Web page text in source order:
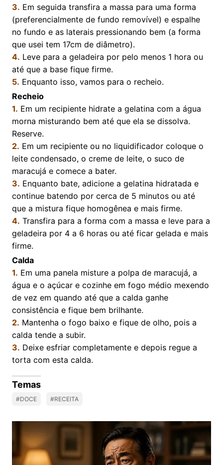
3. Em seguida transfira a massa para uma forma
(preferencialmente de fundo removível) e espalhe
no fundo e as laterais pressionando bem (a forma
que usei tem 17cm de diâmetro).
4. Leve para a geladeira por pelo menos 1 hora ou
até que a base fique firme.
5. Enquanto isso, vamos para o recheio.
Recheio
1. Em um recipiente hidrate a gelatina com a água
morna misturando bem até que ela se dissolva.
Reserve.
2. Em um recipiente ou no liquidificador coloque o
leite condensado, o creme de leite, o suco de
maracujá e comece a bater.
3. Enquanto bate, adicione a gelatina hidratada e
continue batendo por cerca de 5 minutos ou até
que a mistura fique homogênea e mais firme.
4. Transfira para a forma com a massa e leve para a
geladeira por 4 a 6 horas ou até ficar gelada e mais
firme.
Calda
1. Em uma panela misture a polpa de maracujá, a
água e o açúcar e cozinhe em fogo médio mexendo
de vez em quando até que a calda ganhe
consistência e fique bem brilhante.
2. Mantenha o fogo baixo e fique de olho, pois a
calda tende a subir.
3. Deixe esfriar completamente e depois regue a
torta com esta calda.
Temas
#DOCE #RECEITA